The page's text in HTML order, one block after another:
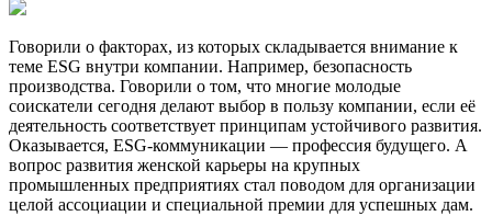
Говорили о факторах, из которых складывается внимание к
теме ESG внутри компании. Например, безопасность
производства. Говорили о том, что многие молодые
соискатели сегодня делают выбор в пользу компании, если её
деятельность соответствует принципам устойчивого развития.
Оказывается, ESG-коммуникации — профессия будущего. А
вопрос развития женской карьеры на крупных
промышленных предприятиях стал поводом для организации
целой ассоциации и специальной премии для успешных дам.